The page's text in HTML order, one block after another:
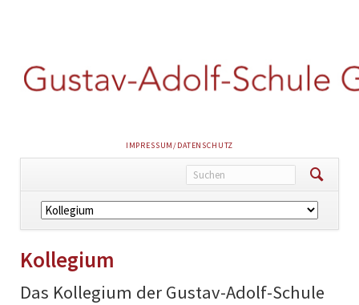
NAVIGATION
ÜBERSPRINGEN
IMPRESSUM/DATENSCHUTZ
Navigation
überspringen
Kollegium
Das Kollegium der Gustav-Adolf-Schule